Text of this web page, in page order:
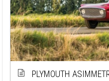
PLYMOUTH